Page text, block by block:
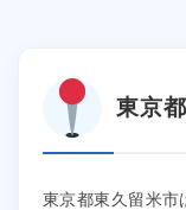
東京
東京都東久留米市